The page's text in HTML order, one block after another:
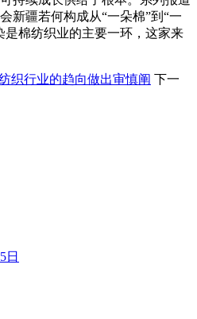
新疆若何构成从“一朵棉”到“一
是棉纺织业的主要一环，这家来
织行业的趋向做出审慎阐 下一
日